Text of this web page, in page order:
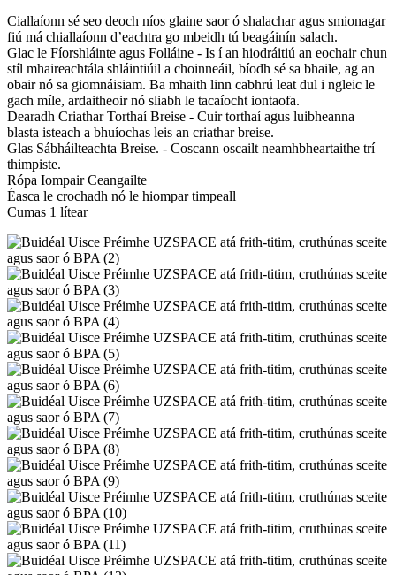
Ciallaíonn sé seo deoch níos glaine saor ó shalachar agus smionagar
fiú má chiallaíonn d’eachtra go mbeidh tú beagáinín salach.
Glac le Fíorshláinte agus Folláine - Is í an hiodráitiú an eochair chun
stíl mhaireachtála shláintiúil a choinneáil, bíodh sé sa bhaile, ag an
obair nó sa giomnáisiam. Ba mhaith linn cabhrú leat dul i ngleic le
gach míle, ardaitheoir nó sliabh le tacaíocht iontaofa.
Dearadh Criathar Torthaí Breise - Cuir torthaí agus luibheanna
blasta isteach a bhuíochas leis an criathar breise.
Glas Sábháilteachta Breise. - Coscann oscailt neamhbheartaithe trí
thimpiste.
Rópa Iompair Ceangailte
Éasca le crochadh nó le hiompar timpeall
Cumas 1 lítear